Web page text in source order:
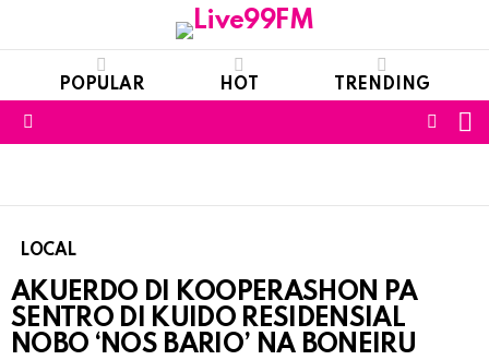
POPULAR HOT TRENDING
LOCAL
AKUERDO DI KOOPERASHON PA
SENTRO DI KUIDO RESIDENSIAL
NOBO ‘NOS BARIO’ NA BONEIRU